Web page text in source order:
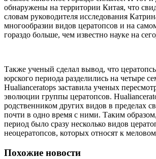
обнаружены на территории Китая, что
словам руководителя исследования
многообразии видов цератопсов и на
гораздо больше, чем известно науке на
Также ученый сделал вывод, что
юрского периода разделились на четыре
Hualianceratops заставила ученых
эволюции группы цератопсов.
родственником других видов в пределах
почти в одно время с ними. Таким
период было сразу несколько видов
неоцератопсов, которых относят к
Похожие новости